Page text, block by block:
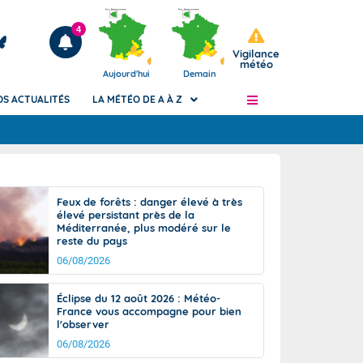
Articles
4
Aujourd'hui Demain
Vigilance
météo
de
Phénomènes dangereux de J+2 à J+7
Avertissement pluies intenses à l'échelle
des communes (Apic)
Bulletins Marine
d'avalanche
Météo des forêts
Vigicrues
ACTUALITÉS LA MÉTÉO DE A À Z
Feux de forêts : danger élevé à très
élevé persistant près de la
Méditerranée, plus modéré sur le
reste du pays
06/08/2026
Éclipse du 12 août 2026 : Météo-
France vous accompagne pour bien
l'observer
06/08/2026